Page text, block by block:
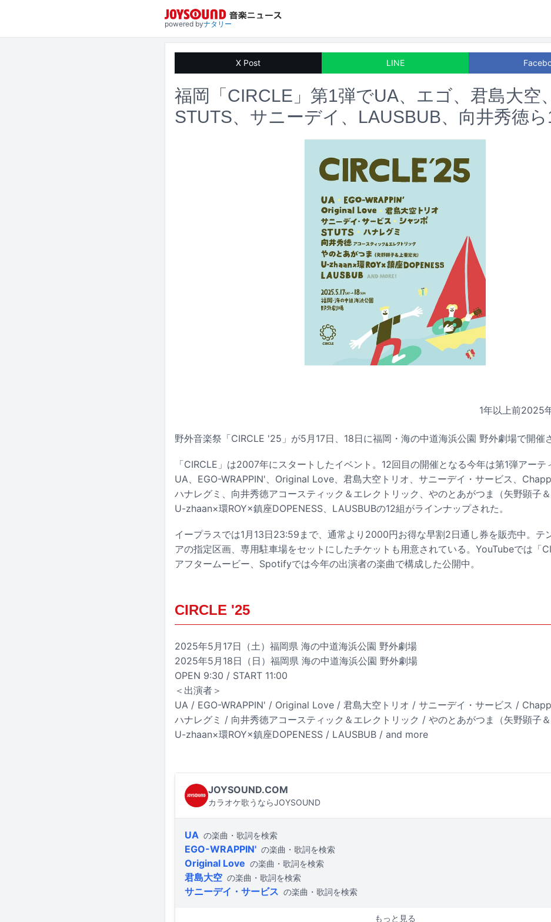
powered byナタリー
X Post LINE
福岡「CIRCLE」第1弾でUA、エゴ、君島大空、
STUTS、サニーデイ、LAUSBUB、向井秀徳ら
1年以上前2025
野外音楽祭「CIRCLE '25」が5月17日、18日に福岡・海の中道海浜公園 野外劇場で開催
「CIRCLE」は2007年にスタートしたイベント。12回目の開催となる今年は第1弾アーテ
UA、EGO-WRAPPIN'、Original Love、君島大空トリオ、サニーデイ・サービス、
ハナレグミ、向井秀徳アコースティック＆エレクトリック、やのとあがつま（矢野顕子＆
U-zhaan×環ROY×鎮座DOPENESS、LAUSBUBの12組がラインナップされた。
イープラスでは1月13日23:59まで、通常より2000円お得な早割2日通し券を販売中。テ
アの指定区画、専用駐車場をセットにしたチケットも用意されている。YouTubeでは「
アフタームービー、Spotifyでは今年の出演者の楽曲で構成した公開中。
CIRCLE '25
2025年5月17日（土）福岡県 海の中道海浜公園 野外劇場
2025年5月18日（日）福岡県 海の中道海浜公園 野外劇場
OPEN 9:30 / START 11:00
＜出演者＞
UA / EGO-WRAPPIN' / Original Love / 君島大空トリオ / サニーデイ・サービス /
ハナレグミ / 向井秀徳アコースティック＆エレクトリック / やのとあがつま（矢野顕子
U-zhaan×環ROY×鎮座DOPENESS / LAUSBUB / and more
JOYSOUND.COM
カラオケ歌うならJOYSOUND
UA の楽曲・歌詞を検索
EGO-WRAPPIN' の楽曲・歌詞を検索
Original Love の楽曲・歌詞を検索
君島大空 の楽曲・歌詞を検索
サニーデイ・サービス の楽曲・歌詞を検索
もっと見る